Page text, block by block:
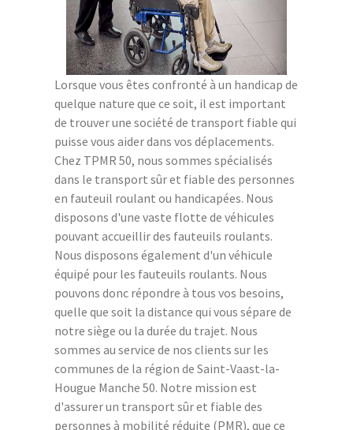
Lorsque vous êtes confronté à un handicap de
quelque nature que ce soit, il est important
de trouver une société de transport fiable qui
puisse vous aider dans vos déplacements.
Chez TPMR 50, nous sommes spécialisés
dans le transport sûr et fiable des personnes
en fauteuil roulant ou handicapées. Nous
disposons d'une vaste flotte de véhicules
pouvant accueillir des fauteuils roulants.
Nous disposons également d'un véhicule
équipé pour les fauteuils roulants. Nous
pouvons donc répondre à tous vos besoins,
quelle que soit la distance qui vous sépare de
notre siège ou la durée du trajet. Nous
sommes au service de nos clients sur les
communes de la région de Saint-Vaast-la-
Hougue Manche 50. Notre mission est
d'assurer un transport sûr et fiable des
personnes à mobilité réduite (PMR), que ce